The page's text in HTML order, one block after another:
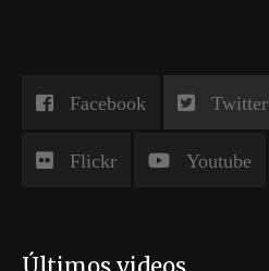
Facebook Twitter
Flickr Youtube